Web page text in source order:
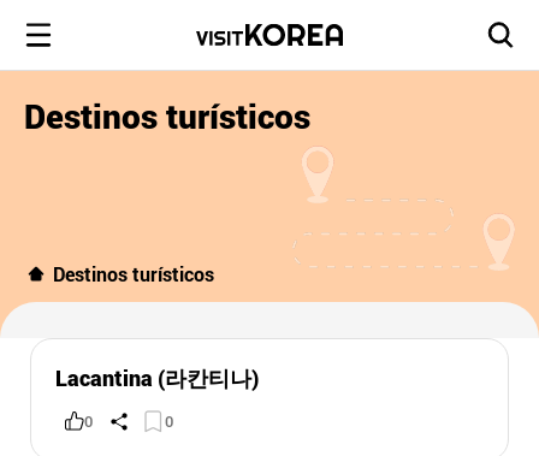
Destinos turísticos
Destinos turísticos
Lacantina (라칸티나)
0 0